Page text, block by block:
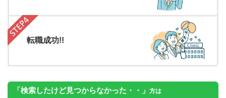
転職成功!!
「検索したけど見つからなかった・・」 方は